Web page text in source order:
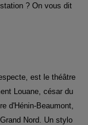
? On vous dit
est le théâtre
Louane, césar du
d'Hénin-Beaumont,
Nord. Un stylo